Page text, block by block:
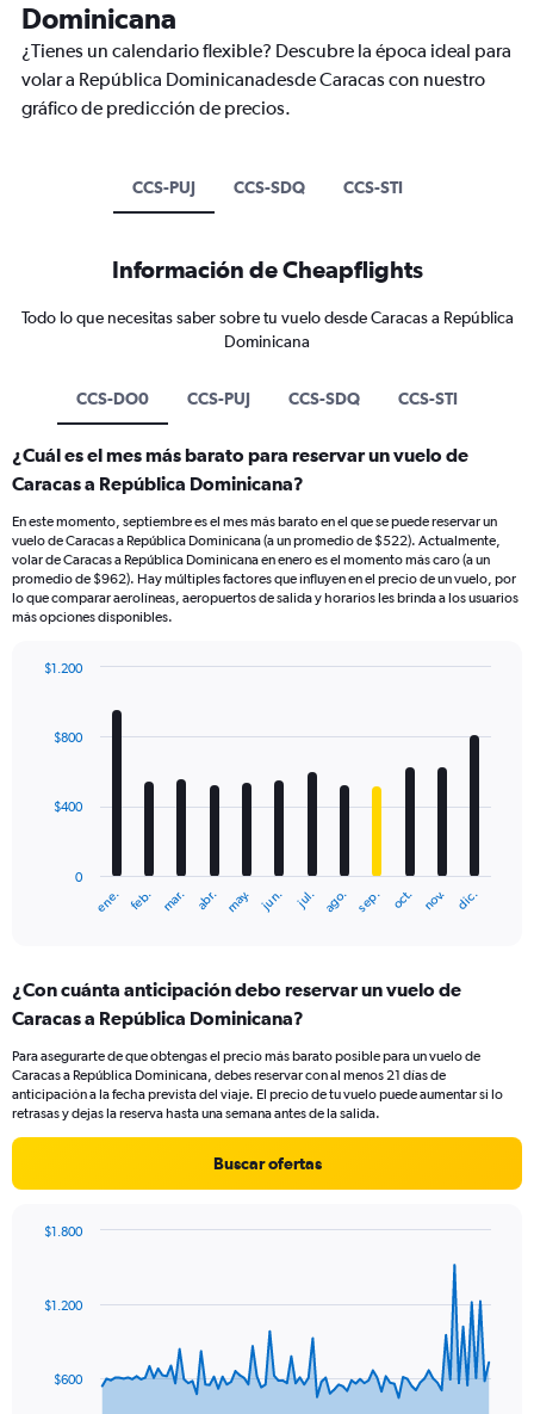
Dominicana
¿Tienes un calendario flexible? Descubre la época ideal para
volar a República Dominicanadesde Caracas con nuestro
gráfico de predicción de precios.
CCS-PUJ CCS-SDQ CCS-STI
Información de Cheapflights
Todo lo que necesitas saber sobre tu vuelo desde Caracas a República
Dominicana
CCS-DO0 CCS-PUJ CCS-SDQ CCS-STI
¿Cuál es el mes más barato para reservar un vuelo de
Caracas a República Dominicana?
En este momento, septiembre es el mes más barato en el que se puede reservar un
vuelo de Caracas a República Dominicana (a un promedio de $522). Actualmente,
volar de Caracas a República Dominicana en enero es el momento más caro (a un
promedio de $962). Hay múltiples factores que influyen en el precio de un vuelo, por
lo que comparar aerolíneas, aeropuertos de salida y horarios les brinda a los usuarios
más opciones disponibles.
with
The
Range:
12
The
chart
has
1
values.
1200.
ene. feb. mar. abr. may. jun. jul. ago. sep. oct. nov. dic.
0
$400
$800
$1.200
¿Con cuánta anticipación debo reservar un vuelo de
Caracas a República Dominicana?
Para asegurarte de que obtengas el precio más barato posible para un vuelo de
Caracas a República Dominicana, debes reservar con al menos 21 días de
anticipación a la fecha prevista del viaje. El precio de tu vuelo puede aumentar si lo
retrasas y dejas la reserva hasta una semana antes de la salida.
Buscar ofertas
data
The$600
$1.200
$1.800